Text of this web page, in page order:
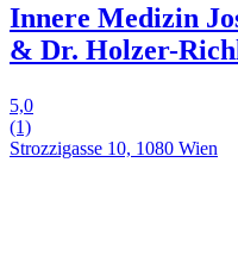
Innere Medizin
& Dr. Holzer-
5,0
(1)
Strozzigasse 10, 1080 Wien